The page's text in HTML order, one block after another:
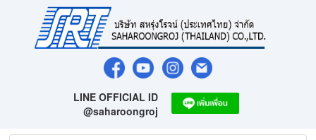
LINE OFFICIAL ID
@saharoongroj